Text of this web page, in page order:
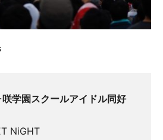
学園スクールアイドル同好
NiGHT